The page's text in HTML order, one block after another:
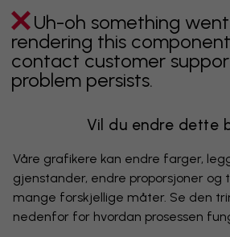
Uh-oh something
rendering this
contact customer
problem persists.
Vil du endre dette
Våre grafikere kan endre farger,
gjenstander, endre proporsjoner og
mange forskjellige måter. Se den
nedenfor for hvordan prosessen